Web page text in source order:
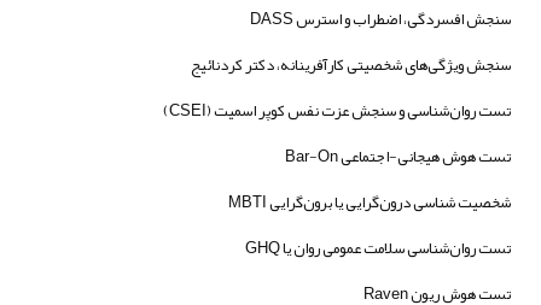
سنجش افسردگی، اضطراب و استرس DASS
سنجش ویژگی‌های شخصیتی کارآفرینانه، دکتر کردنائیج
تست روان‌شناسی و سنجش عزت نفس کوپر اسمیت (CSEI)
تست هوش هیجانی-اجتماعی Bar-On
شخصیت شناسی درون‌گرایی یا برون‌گرایی MBTI
تست روان‌شناسی سلامت عمومی روان یا GHQ
تست هوش ریون Raven